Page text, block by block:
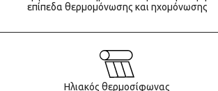
επίπεδα θερμομόνωσης και ηχομόνωσης
Ηλιακός θερμοσίφωνας